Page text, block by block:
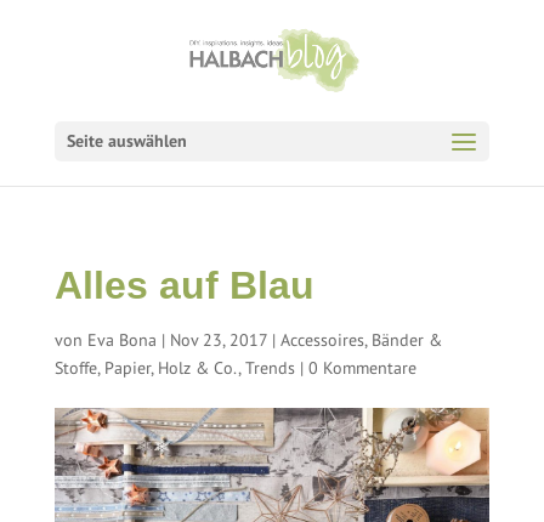
Seite auswählen
Alles auf Blau
von Eva Bona | Nov 23, 2017| Accessoires, Bänder &
Stoffe, Papier, Holz & Co.,Trends| 0 Kommentare